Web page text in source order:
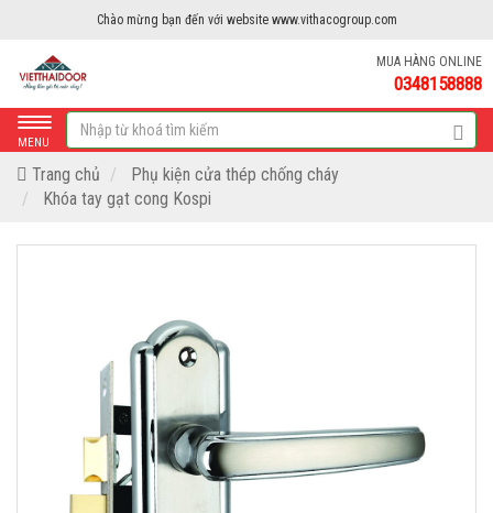
Chào mừng bạn đến với website www.vithacogroup.com
MUA HÀNG ONLINE
0348158888
MENU
Trang chủ
Phụ kiện cửa thép chống cháy
Khóa tay gạt cong Kospi